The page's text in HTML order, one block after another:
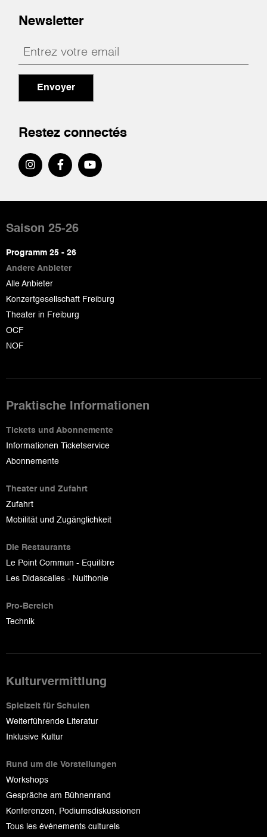
Newsletter
Envoyer
Restez connectés
de
page
Saison 25-26
Programm 25 - 26
Andere Anbieter
Alle Anbieter
Konzertgesellschaft Freiburg
Theater in Freiburg
OCF
NOF
Praktische Informationen
Tickets und Abonnemente
Informationen Ticketservice
Abonnemente
Theater und Zufahrt
Zufahrt
Mobilität und Zugänglichkeit
Die Restaurants
Le Point Commun - Equilibre
Les Didascalies - Nuithonie
Pro-Bereich
Technik
Kulturvermittlung
Spielzeit für Schulen
Weiterführende Literatur
Inklusive Kultur
Rund um die Vorstellungen
Workshops
Gespräche am Bühnenrand
Konferenzen, Podiumsdiskussionen
Tous les événements culturels